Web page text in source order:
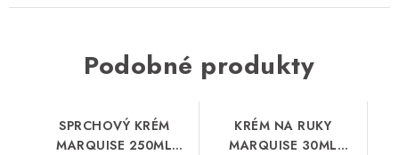
Podobné produkty
SPRCHOVÝ KRÉM
MARQUISE 250ML
KRÉM NA RUKY
MARQUISE 30ML